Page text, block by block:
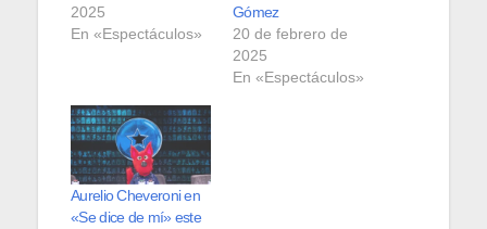
2025
En «Espectáculos»
Gómez
20 de febrero de
2025
En «Espectáculos»
Aurelio Cheveroni en
«Se dice de mí» este